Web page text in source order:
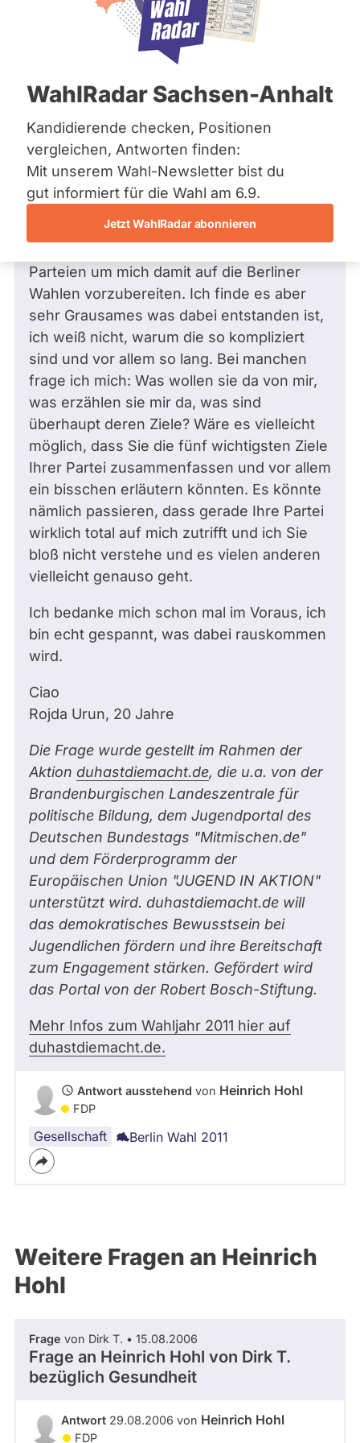
Bremen
Hamburg
Mecklenburg-Vorpommern
Nordrhein-Westfalen
Saarland
Sachsen
Sachsen-Anhalt
Sachsen-Anhalt
Schleswig-Holstein
Thüringen
Archiv
Über uns
WahlRadar Sachsen-Anhalt
Kandidierende checken, Positionen
vergleichen, Antworten finden:
Mit unserem Wahl-Newsletter bist du
gut informiert für die Wahl am 6.9.
Jetzt WahlRadar abonnieren
weil
aktive
10.08.2011
Frage an Heinrich Hohl vonRojda U.
bezüglich Gesellschaftspolitik, soziale
Gruppen
Hallo,
ich bin 20 Jahre alt und habe gerade mein
Abitur abgeschlossen. Zu meiner Frage: Ich
beschäftige mich seit zwei Tagen sehr
Parteien um mich damit auf die Berliner
Wahlen vorzubereiten. Ich finde es aber
sehr Grausames was dabei entstanden ist,
ich weiß nicht, warum die so kompliziert
sind und vor allem so lang. Bei manchen
frage ich mich: Was wollen sie da von mir,
was erzählen sie mir da, was sind
überhaupt deren Ziele? Wäre es vielleicht
möglich, dass Sie die fünf wichtigsten Ziele
Ihrer Partei zusammenfassen und vor allem
ein bisschen erläutern könnten. Es könnte
nämlich passieren, dass gerade Ihre Partei
wirklich total auf mich zutrifft und ich Sie
bloß nicht verstehe und es vielen anderen
vielleicht genauso geht.
Ich bedanke mich schon mal im Voraus, ich
bin echt gespannt, was dabei rauskommen
wird.
Ciao
Rojda Urun, 20 Jahre
Die Frage wurde gestellt im Rahmen der
Aktion duhastdiemacht.de, die u.a. von der
Brandenburgischen Landeszentrale für
politische Bildung, dem Jugendportal des
Deutschen Bundestags "Mitmischen.de"
und dem Förderprogramm der
Europäischen Union "JUGEND IN AKTION"
unterstützt wird. duhastdiemacht.de will
das demokratisches Bewusstsein bei
Jugendlichen fördern und ihre Bereitschaft
zum Engagement stärken. Gefördert wird
das Portal von der Robert Bosch-Stiftung.
Mehr Infos zum Wahljahr 2011 hier auf
duhastdiemacht.de.
Antwort ausstehend von Heinrich Hohl
FDP
Gesellschaft Berlin Wahl 2011
Weitere Fragen an Heinrich
Hohl
Frage von Dirk T. • 15.08.2006
Frage an Heinrich Hohl von Dirk T.
bezüglich Gesundheit
Antwort 29.08.2006 von Heinrich Hohl
FDP